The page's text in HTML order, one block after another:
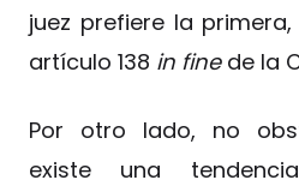
juez prefiere la
artículo 138 in fine de la
Por otro lado, no
existe una